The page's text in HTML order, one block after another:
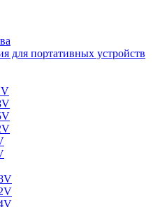
для портативных устройств